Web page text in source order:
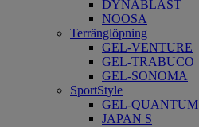
DYNABLAST
NOOSA
Terränglöpning
GEL-VENTURE
GEL-TRABUCO
GEL-SONOMA
SportStyle
GEL-QUANTUM
JAPAN S